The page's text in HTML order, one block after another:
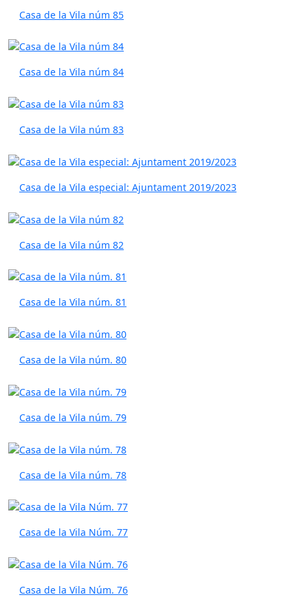
Casa de la Vila núm 85
Casa de la Vila núm 84
Casa de la Vila núm 83
Casa de la Vila especial: Ajuntament 2019/2023
Casa de la Vila núm 82
Casa de la Vila núm. 81
Casa de la Vila núm. 80
Casa de la Vila núm. 79
Casa de la Vila núm. 78
Casa de la Vila Núm. 77
Casa de la Vila Núm. 76